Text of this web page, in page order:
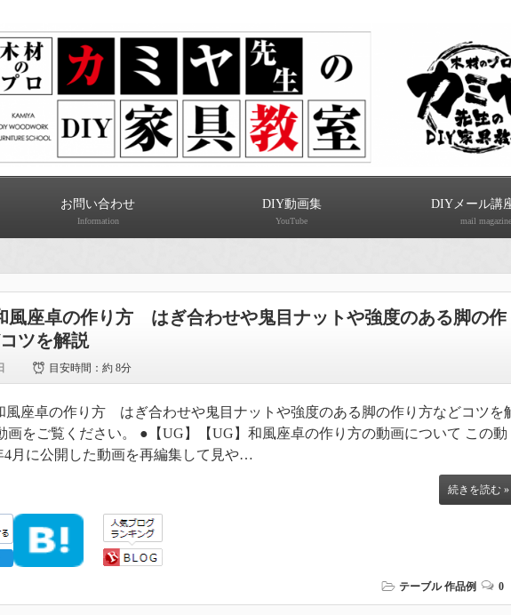
お問い合わせ
Information
DIY動画集
YouTube
DIYメール講
mail magazine
風座卓の作り方 はぎ合わせや鬼目ナットや強度のある脚の作
ツを解説
目安時間：約 8分
風座卓の作り方 はぎ合わせや鬼目ナットや強度のある脚の作り方などコツを
画をご覧ください。 ●【UG】【UG】和風座卓の作り方の動画について この動
4月に公開した動画を再編集して見や…
続きを読む »
テーブル 作品例 0